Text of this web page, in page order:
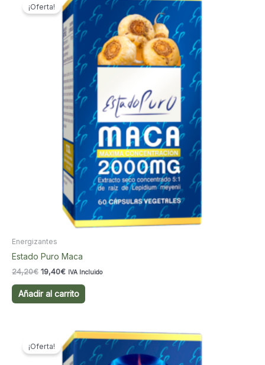
¡Oferta!
Energizantes
Estado Puro Maca
24,20€ El
original
era:
19,40€El
actual
es:
IVA Incluido
Añadir al carrito
¡Oferta!